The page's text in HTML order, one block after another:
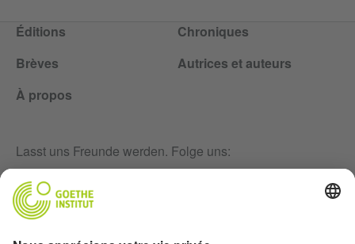
Éditions
Chroniques
Brèves
Autrices et auteurs
À propos
Lasst uns Freunde werden. Folge uns: